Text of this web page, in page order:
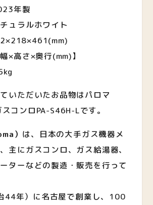
年製
ラルホワイト
×奥行(mm)】
いただいたお品物はパロマ
コンロPA-S46H-Lです。
） は、日本の大手ガス機器メ
主にガスコンロ、ガス給湯器、
ターなどの製造・販売を行って
44年）に名古屋で創業し、100